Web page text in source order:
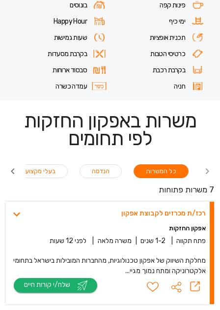
פינות קפה
בונוסים
ימי כיף
Happy Hour
תכנית אופציות
שעות גמישות
כרטיסי הטבות
בקרבת מסעדות
בקרבת רכבת
סבסוד ארוחות
חניה
עמדה כשרה
משרות באפקון החזקות
לפי תחומים
בעלי מקצוע הנדסה כל המשרות
7 משרות פתוחות
רכז/ת מכרזים לקבוצת אפקון
אפקון החזקות
פתח תקווה 1-2 שנים משרה מלאה לפני 12 שעות
מחלקת השיווק של אפקון טכנולוגיות, מהחברות המובילות בישראל בתחומי
אלקטרוניקה ומתח נמוך מגיי...